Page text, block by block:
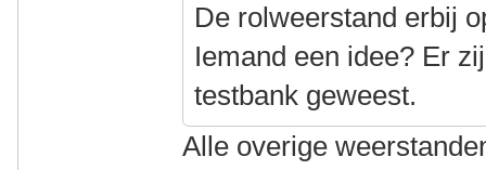
De rolweerstand erbij
Iemand een idee? Er
testbank geweest.
Alle overige